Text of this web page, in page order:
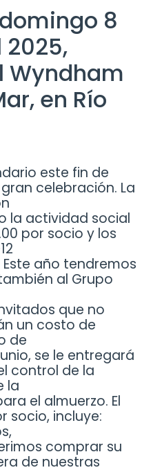
8
Wyndham
en Río
este fin de
celebración. La
la actividad social
por socio y los
año tendremos
al Grupo
que no
un costo de
de
se le entregará
control de la
la
el almuerzo. El
socio, incluye:
comprar su
de nuestras